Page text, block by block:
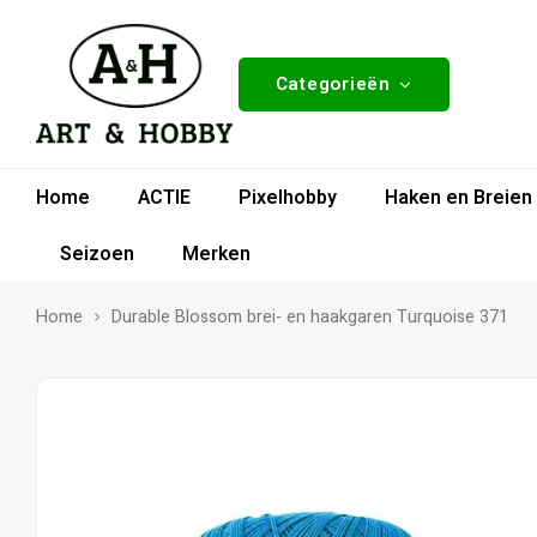
Categorieën
Home ACTIE Pixelhobby
Haken en Breien
Seizoen
Merken
Home Durable Blossom brei- en haakgaren Turquoise 371